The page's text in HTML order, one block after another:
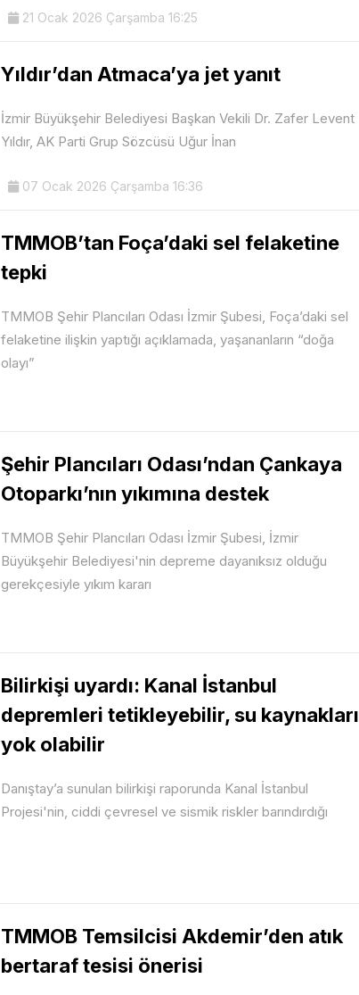
21 Ocak 2026 Çarşamba 16:25
Yıldır’dan Atmaca’ya jet yanıt
İzmir Büyükşehir Belediyesi Başkan Vekili Dr. Zafer Levent
Yıldır, AK Parti Grup Sözcüsü Uğur İnan
07 Ocak 2026 Çarşamba 16:36
TMMOB’tan Foça’daki sel felaketine
tepki
TMMOB Şehir Plancıları Odası İzmir Şubesi, Foça’daki sel
felaketine ilişkin yaptığı açıklamada, yaşananların “doğa
olayı”
Şehir Plancıları Odası’ndan Çankaya
Otoparkı’nın yıkımına destek
TMMOB Şehir Plancıları Odası İzmir Şubesi, İzmir
Büyükşehir Belediyesi'nin depreme dayanıksız olduğu
gerekçesiyle yıkım kararı
Bilirkişi uyardı: Kanal İstanbul
depremleri tetikleyebilir, su kaynakları
yok olabilir
Danıştay’a sunulan bilirkişi raporunda Kanal İstanbul
Projesi'nin, ciddi çevresel ve sismik riskler barındırdığı
TMMOB Temsilcisi Akdemir’den atık
bertaraf tesisi önerisi